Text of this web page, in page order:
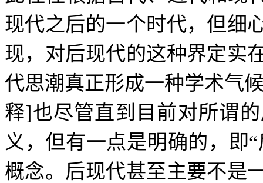
现代之后的一个时代，但细
现，对后现代的这种界定实
代思潮真正形成一种学术气
释]也尽管直到目前对所谓
义，但有一点是明确的，即“
概念。后现代甚至主要不是